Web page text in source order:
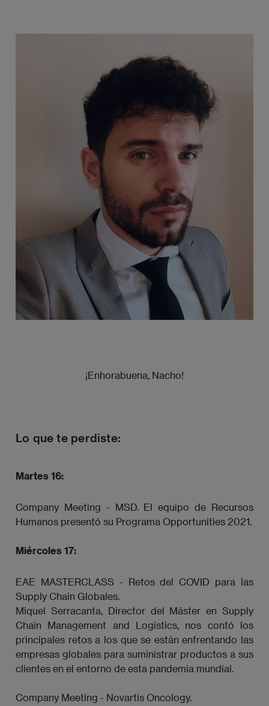
¡Enhorabuena, Nacho!
Lo que te perdiste:
Martes 16:
Company Meeting - MSD. El equipo de Recursos
Humanos presentó su Programa Opportunities 2021.
Miércoles 17:
EAE MASTERCLASS - Retos del COVID para las
Supply Chain Globales.
Miquel Serracanta, Director del Máster en Supply
Chain Management and Logistics, nos contó los
principales retos a los que se están enfrentando las
empresas globales para suministrar productos a sus
clientes en el entorno de esta pandemia mundial.
Company Meeting - Novartis Oncology.